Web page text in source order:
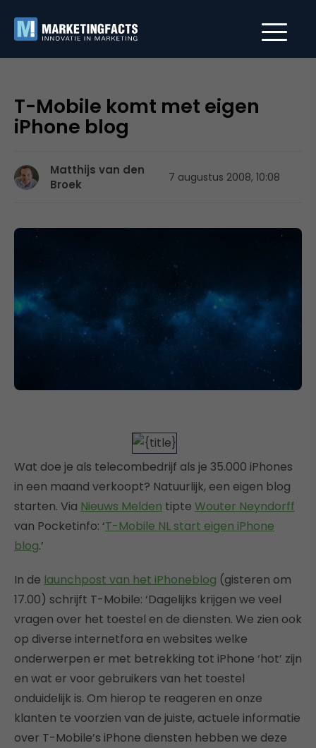
T-Mobile komt met eigen
iPhone blog
Matthijs van den
Broek
7 augustus 2008, 10:08
Wat doe je als telecombedrijf als je 35.000 iPhones
in een maand verkoopt? Natuurlijk, een eigen blog
starten. Via Nieuws Melden tipte Wouter Neyndorff
van Pocketinfo: ‘T-Mobile NL start eigen iPhone
blog.’
In de launchpost van het iPhoneblog (gisteren om
17.00) schrijft T-Mobile: ‘Dagelijks krijgen we veel
vragen over het toestel en de diensten. We zien ook
op diverse internetfora en websites welke
onderwerpen er met betrekking tot iPhone ‘hot’ zijn
en wat er voor gebruikers van het toestel
onduidelijk is. Om hierop te reageren en onze
klanten te voorzien van de juiste, actuele informatie
over T-Mobile’s iPhone diensten hebben we deze